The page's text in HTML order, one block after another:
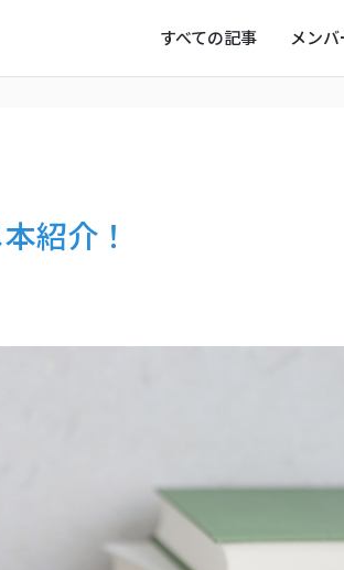
すべての記事 メンバ
紹介！